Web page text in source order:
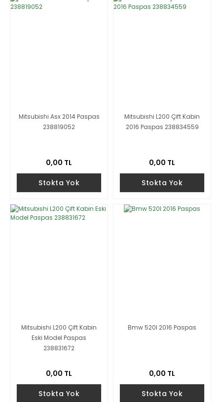
Mitsubishi Asx 2014 Paspas
238819052
0,00 TL
Stokta Yok
Mitsubishi L200 Çift Kabin
2016 Paspas 238834559
0,00 TL
Stokta Yok
Mitsubishi L200 Çift Kabin
Eski Model Paspas
238831672
0,00 TL
Stokta Yok
Bmw 520I 2016 Paspas
0,00 TL
Stokta Yok